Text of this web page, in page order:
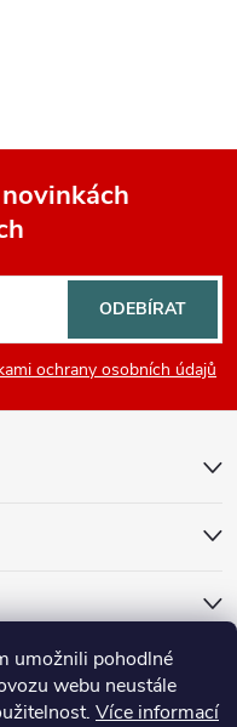
umožnili pohodlné
webu neustále
Více informací
ochrany osobních údajů
ODEBÍRAT